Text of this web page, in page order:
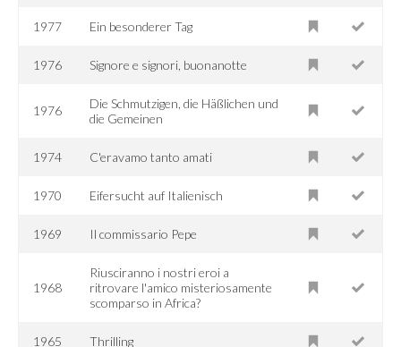
1977 Ein besonderer Tag
1976 Signore e signori, buonanotte
1976
Die Schmutzigen, die Häßlichen und
die Gemeinen
1974 C'eravamo tanto amati
1970 Eifersucht auf Italienisch
1969 Il commissario Pepe
1968
Riusciranno i nostri eroi a
ritrovare l'amico misteriosamente
scomparso in Africa?
1965 Thrilling